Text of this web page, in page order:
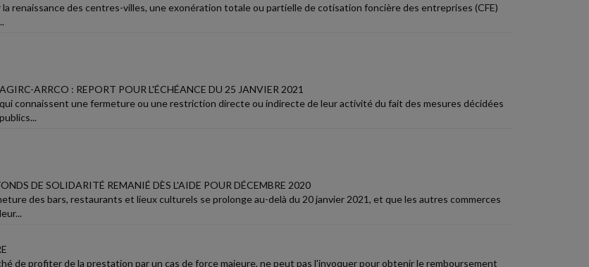
renaissance des centres-villes, une exonération totale ou partielle de cotisation foncière des entreprises (CFE)
ARRCO : REPORT POUR L'ÉCHÉANCE DU 25 JANVIER 2021
connaissent une fermeture ou une restriction directe ou indirecte de leur activité du fait des mesures décidées
DE SOLIDARITÉ REMANIÉ DÈS L'AIDE POUR DÉCEMBRE 2020
des bars, restaurants et lieux culturels se prolonge au-delà du 20 janvier 2021, et que les autres commerces
de profiter de la prestation par un cas de force majeure, ne peut pas l'invoquer pour obtenir le remboursement